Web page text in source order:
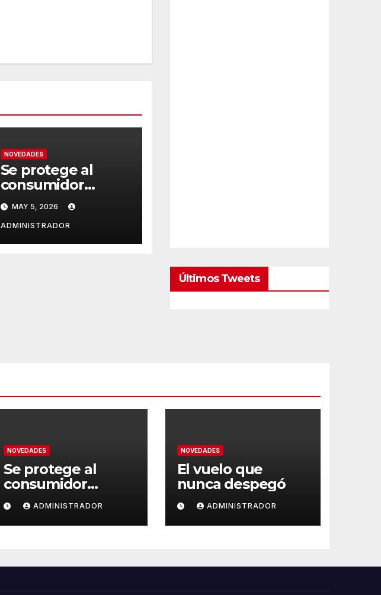
NOVEDADES
Se protege al
consumidor
vulnerable
MAY 5, 2026
ADMINISTRADOR
Últimos Tweets
NOVEDADES
Se protege al
consumidor
vulnerable
ADMINISTRADOR
NOVEDADES
El vuelo que
nunca despegó
ADMINISTRADOR